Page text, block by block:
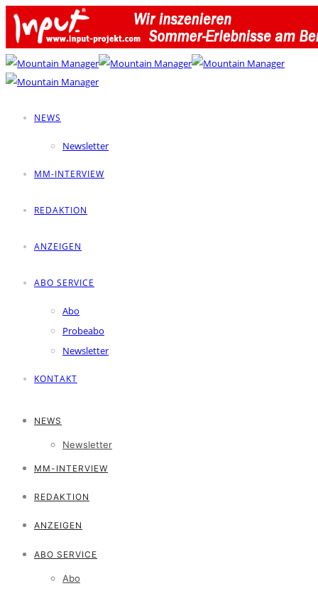
NEWS
Newsletter
MM-INTERVIEW
REDAKTION
ANZEIGEN
ABO SERVICE
Abo
Probeabo
Newsletter
KONTAKT
NEWS
Newsletter
MM-INTERVIEW
REDAKTION
ANZEIGEN
ABO SERVICE
Abo